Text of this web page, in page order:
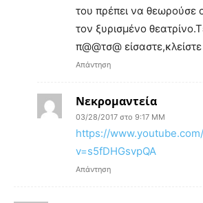
του πρέπει να θεωρούσε
τον ξυρισμένο
π@@τσ@
Απάντηση
Νεκρομαντεία
03/28/2017 στο 9:17 ΜΜ
https://
v=s5fDHGsvpQA
Απάντηση